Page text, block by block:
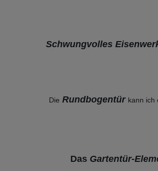
Schwungvolles
Die Rundbogentür kann ich
Das Gartentür-